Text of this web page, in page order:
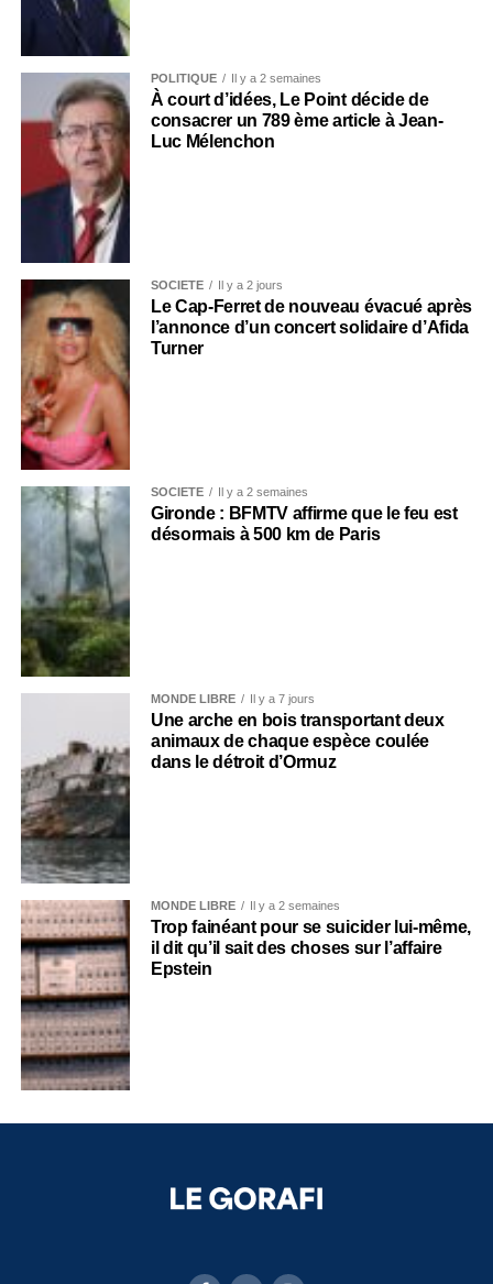
POLITIQUE Il y a 2 semaines
À court d’idées, Le Point décide de
consacrer un 789 ème article à Jean-
Luc Mélenchon
SOCIÉTÉ Il y a 2 jours
Le Cap-Ferret de nouveau évacué après
l’annonce d’un concert solidaire d’Afida
Turner
SOCIÉTÉ Il y a 2 semaines
Gironde : BFMTV affirme que le feu est
désormais à 500 km de Paris
MONDE LIBRE Il y a 7 jours
Une arche en bois transportant deux
animaux de chaque espèce coulée
dans le détroit d’Ormuz
MONDE LIBRE Il y a 2 semaines
Trop fainéant pour se suicider lui-même,
il dit qu’il sait des choses sur l’affaire
Epstein